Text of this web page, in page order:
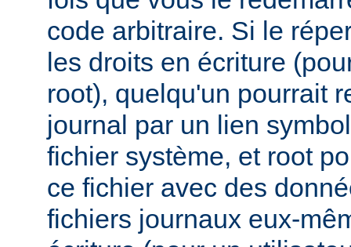
code arbitraire. Si le
les droits en écriture
root), quelqu'un pourrait
journal par un lien
fichier système, et root
ce fichier avec des
fichiers journaux eux-